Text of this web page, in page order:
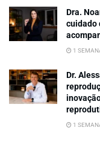
Dra.
cuidado
1
Dr.
1